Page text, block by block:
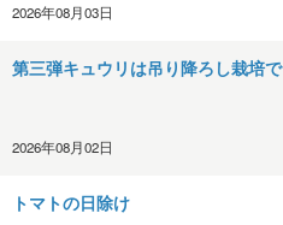
2026年08月03日
第三弾キュウリは吊り降ろし栽培で
2026年08月02日
トマトの日除け